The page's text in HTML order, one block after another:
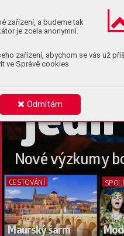
zařízení, a budeme tak
je zcela anonymní.
zařízení, abychom se vás už
ve Správě cookies
Odmítám
Co
Nové výzkumy
PALEODIETA
CESTOVÁNÍ
Maurský šarm